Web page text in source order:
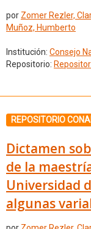
por Zomer Rezler,
Muñoz, Humberto
Institución: Consejo
Repositorio:
REPOSITORIO
Dictamen
de la
Universidad
algunas